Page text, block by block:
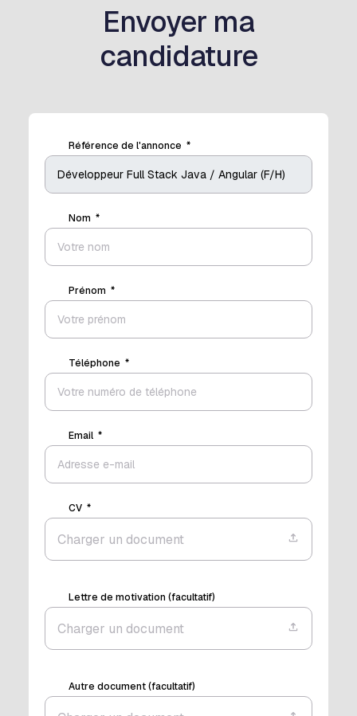
Envoyer ma
candidature
Référence de l'annonce
Nom
Prénom
Téléphone
Email
CV
Charger un document
Lettre de motivation (facultatif)
Charger un document
Autre document (facultatif)